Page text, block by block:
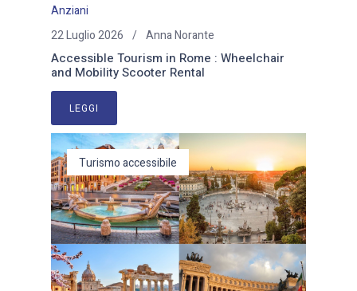
Anziani
22 Luglio 2026
Anna Norante
Accessible Tourism in Rome : Wheelchair
and Mobility Scooter Rental
LEGGI
Turismo accessibile